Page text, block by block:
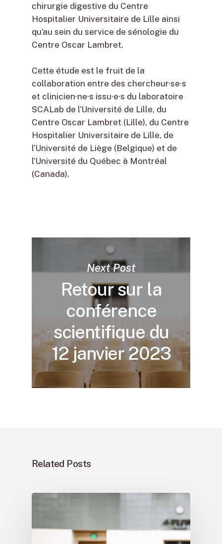
chirurgie digestive du Centre
Hospitalier Universitaire de Lille ainsi
qu’au sein du service de sénologie du
Centre Oscar Lambret.
Cette étude est le fruit de la
collaboration entre des chercheur·se·s
et clinicien·ne·s issu·e·s du laboratoire
SCALab de l’Université de Lille, du
Centre Oscar Lambret (Lille), du Centre
Hospitalier Universitaire de Lille, de
l’Université de Liège (Belgique) et de
l’Université du Québec à Montréal
(Canada).
Next Post
Retour sur la
conférence
scientifique du
12 janvier 2023
Related Posts